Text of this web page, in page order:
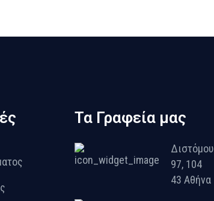
Τα Γραφεία μας
Διστόμου
97, 104
43 Αθήνα